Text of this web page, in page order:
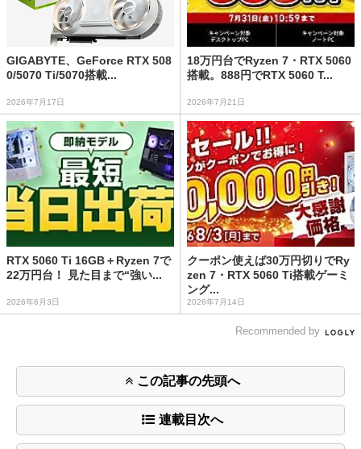
GIGABYTE、GeForce RTX 508
0/5070 Ti/5070搭載...
2026年7月17日
18万円台でRyzen 7・RTX 5060
搭載。888円でRTX 5060 T...
2026年7月21日
RTX 5060 Ti 16GB＋Ryzen 7で
22万円台！ 見た目まで“強い...
2026年6月3日
クーポン使えば30万円切りでRy
zen 7・RTX 5060 Ti搭載ゲーミ
ング...
2026年7月14日
Recommended by
この記事の先頭へ
連載目次へ